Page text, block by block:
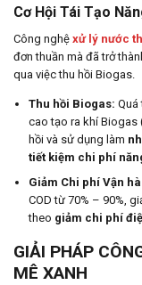
Cơ Hội Tái Tạo
Công nghệ xử lý nước
đơn thuần mà đã trở
qua việc thu hồi Biogas.
Thu hồi Biogas: Quá
cao tạo ra khí Biogas
hồi và sử dụng làm
tiết kiệm chi phí
Giảm Chi phí Vận
COD từ 70% – 90%,
theo giảm chi phí
GIẢI PHÁP
MÊ XANH